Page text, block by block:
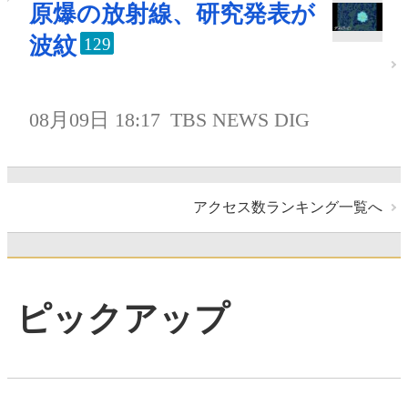
原爆の放射線、研究発表が
波紋 129
08月09日 18:17 TBS NEWS DIG
アクセス数ランキング一覧へ
ピックアップ